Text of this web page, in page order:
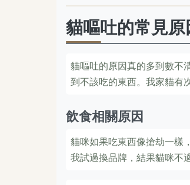
貓嘔吐的常見原
貓嘔吐的原因真的多到數不
到不該吃的東西。我家貓有
飲食相關原因
貓咪如果吃東西像搶劫一樣
我試過換品牌，結果貓咪不